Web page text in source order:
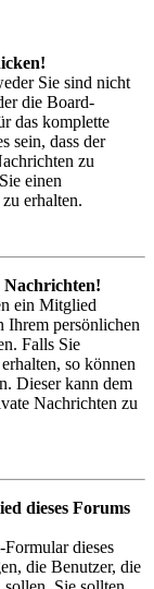
Sie sind nicht
die Board-
das komplette
sein, dass der
zu
einen
erhalten.
Nachrichten!
ein Mitglied
Ihrem persönlichen
Falls Sie
so können
Dieser kann dem
Nachrichten zu
dieses Forums
dieses
die Benutzer, die